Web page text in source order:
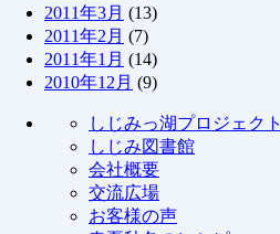
2011年3月 (13)
2011年2月 (7)
2011年1月 (14)
2010年12月 (9)
しじみっ湖プロジェクト
しじみ図書館
会社概要
交流広場
お客様の声